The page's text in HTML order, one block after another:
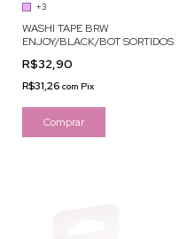
+3
WASHI TAPE BRW
ENJOY/BLACK/BOT SORTIDOS
R$32,90
R$31,26 com Pix
Comprar